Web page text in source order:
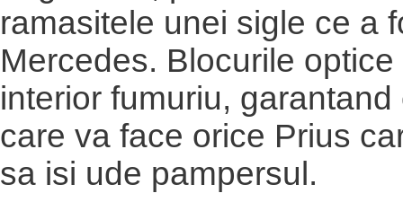
ramasitele unei sigle ce a
Mercedes. Blocurile
interior fumuriu, garantand
care va face orice Prius
sa isi ude pampersul.